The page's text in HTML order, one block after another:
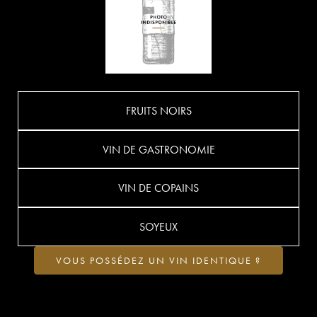
FRUITS NOIRS
VIN DE GASTRONOMIE
VIN DE COPAINS
SOYEUX
VOUS POSSÉDEZ UN VIN IDENTIQUE ?